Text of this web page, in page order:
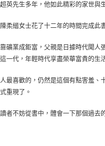
英先生多年，他如此精彩的家世與
柔縉女士花了十二年的時間完成此
礦業成鉅富，父親是日據時代聞人
一代，年輕時代享盡榮華富貴的生
最喜歡的，仍然是這個有點害羞、
重現了。
者不妨從書中，體會一下那個過去